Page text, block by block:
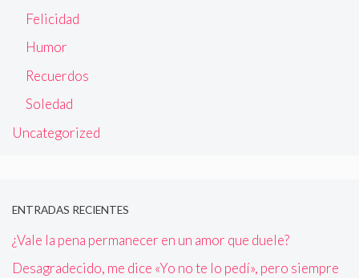
Felicidad
Humor
Recuerdos
Soledad
Uncategorized
ENTRADAS RECIENTES
¿Vale la pena permanecer en un amor que duele?
Desagradecido, me dice «Yo no te lo pedí», pero siempre